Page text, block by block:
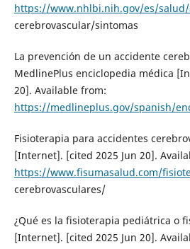
https://www.nhlbi.nih.gov/es/salud/
cerebrovascular/sintomas
La prevención de un accidente
MedlinePlus enciclopedia médica
20]. Available from:
https://medlineplus.gov/spanish/
Fisioterapia para accidentes
[Internet]. [cited 2025 Jun 20].
https://www.fisumasalud.com/
cerebrovasculares/
¿Qué es la fisioterapia pediátrica o
[Internet]. [cited 2025 Jun 20].